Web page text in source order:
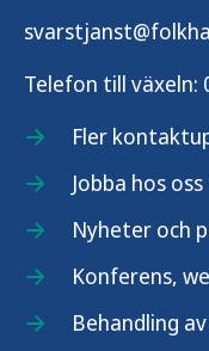
Telefon till växeln:
Fler
Jobba hos oss
Nyheter och
Konferens,
Behandling